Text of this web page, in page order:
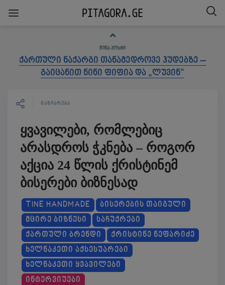
ᲬᲘᲜᲐ ᲞᲝᲡᲢᲘ
ქართული ნაქარგი თანამედროვე ჰუდებზე –
გაიცანით ნინი ფიფია და „ლუვინ“
ᲒᲐᲖᲘᲐᲠᲔᲑᲐ
ყვავილები, რომლებიც
არასდროს ჭკნება – როგორ
აქცია 24 წლის ქრისტინემ
ბისერები ბიზნესად
TINE HANDMADE
ᲑᲘᲡᲔᲠᲔᲑᲘᲡ ᲗᲐᲘᲒᲣᲚᲘ
ᲛᲪᲘᲠᲔ ᲑᲘᲖᲜᲔᲡᲘ
ᲡᲐᲩᲣᲥᲠᲔᲑᲘ
ᲥᲐᲠᲗᲣᲚᲘ ᲑᲠᲔᲜᲓᲘ
ᲥᲠᲘᲡᲢᲘᲜᲔ ᲜᲔᲤᲐᲠᲘᲫᲔ
ᲮᲔᲚᲜᲐᲙᲔᲗᲘ ᲐᲥᲡᲔᲡᲣᲐᲠᲔᲑᲘ
ᲮᲔᲚᲜᲐᲙᲔᲗᲘ ᲧᲕᲐᲕᲘᲚᲔᲑᲘ
ᲘᲜᲢᲔᲠᲕᲘᲣᲔᲑᲘ